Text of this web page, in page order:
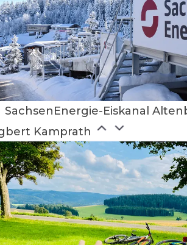
SachsenEnergie-Eiskanal
Kamprath